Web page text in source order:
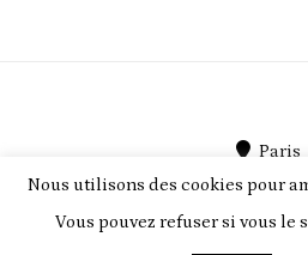
Paris
PersoClo par
Nous utilisons des cookies pour
Vous pouvez refuser si vous le